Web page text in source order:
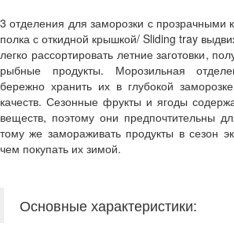
3 отделения для заморозки с
полка с откидной крышкой/ Sliding tray
легко рассортировать летние заготовки,
рыбные продукты. Морозильная
бережно хранить их в глубокой
качеств. Сезонные фрукты и ягоды
веществ, поэтому они предпочтительны
тому же замораживать продукты в сезон
чем покупать их зимой.
Основные характеристики: